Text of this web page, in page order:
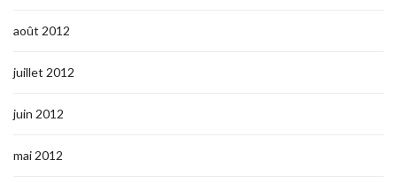
août 2012
juillet 2012
juin 2012
mai 2012